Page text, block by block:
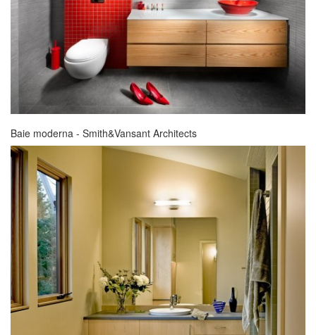
Baie moderna - Smith&Vansant Architects